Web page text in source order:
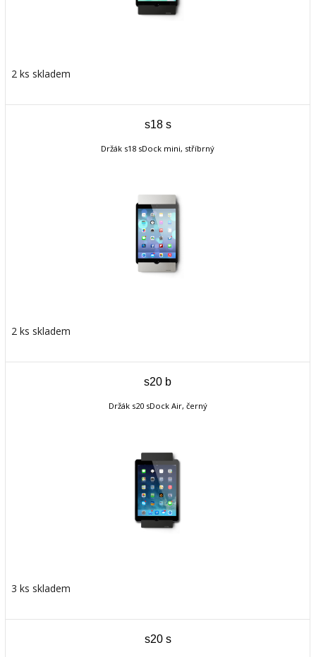
2 ks skladem
s18 s
Držák s18 sDock mini, stříbrný
2 ks skladem
s20 b
Držák s20 sDock Air, černý
3 ks skladem
s20 s